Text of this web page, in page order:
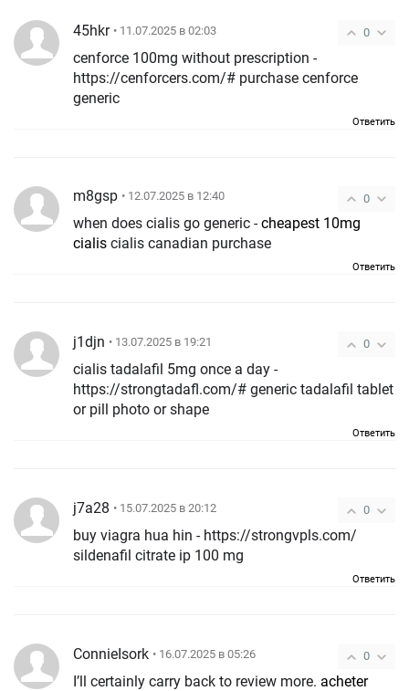
0
45hkr • 11.07.2025 в 02:03
cenforce 100mg without prescription -
https://cenforcers.com/# purchase cenforce
generic
Ответить
0
m8gsp • 12.07.2025 в 12:40
when does cialis go generic -cheapest 10mg
cialis cialis canadian purchase
Ответить
0
j1djn • 13.07.2025 в 19:21
cialis tadalafil 5mg once a day -
https://strongtadafl.com/# generic tadalafil tablet
or pill photo or shape
Ответить
0
j7a28 • 15.07.2025 в 20:12
buy viagra hua hin - https://strongvpls.com/
sildenafil citrate ip 100 mg
Ответить
0
ConnieIsork • 16.07.2025 в 05:26
I’ll certainly carry back to review more. acheter